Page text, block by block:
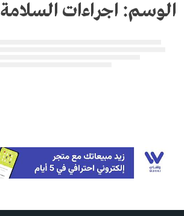
الوسم: اجراءات السلامة